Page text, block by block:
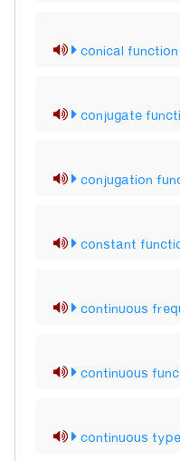
conical function
conjugate
conjugation
constant
continuous
continuous
continuous